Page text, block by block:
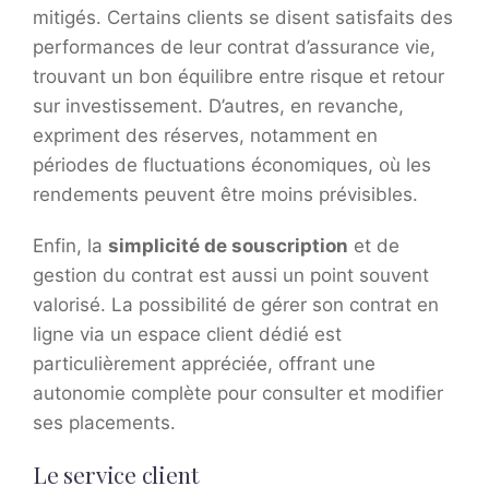
mitigés. Certains clients se disent satisfaits des
performances de leur contrat d’assurance vie,
trouvant un bon équilibre entre risque et retour
sur investissement. D’autres, en revanche,
expriment des réserves, notamment en
périodes de fluctuations économiques, où les
rendements peuvent être moins prévisibles.
Enfin, la simplicité de souscription et de
gestion du contrat est aussi un point souvent
valorisé. La possibilité de gérer son contrat en
ligne via un espace client dédié est
particulièrement appréciée, offrant une
autonomie complète pour consulter et modifier
ses placements.
Le service client